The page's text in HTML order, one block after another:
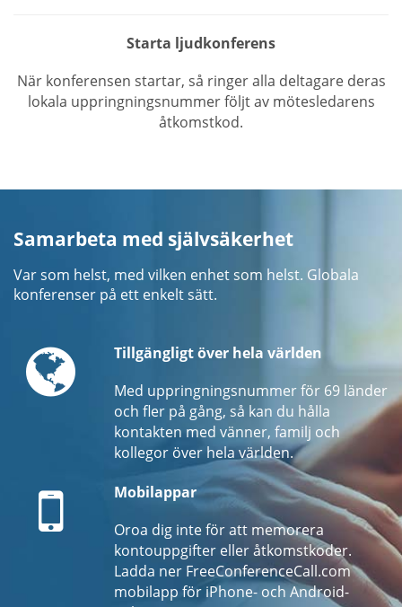
Starta ljudkonferens
När konferensen startar, så ringer alla deltagare deras
lokala uppringningsnummer följt av mötesledarens
åtkomstkod.
Samarbeta med självsäkerhet
Var som helst, med vilken enhet som helst. Globala
konferenser på ett enkelt sätt.
GlobeTillgängligt över hela världen
Med uppringningsnummer för 69 länder
och fler på gång, så kan du hålla
kontakten med vänner, familj och
kollegor över hela världen.
Mobile
Mobilappar
Oroa dig inte för att memorera
kontouppgifter eller åtkomstkoder.
Ladda ner FreeConferenceCall.com
mobilapp för iPhone- och Android-